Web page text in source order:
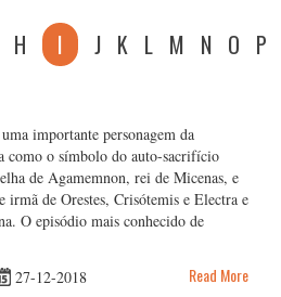
H I J K L M N O P
importante personagem da
como o símbolo do auto-sacrifício
de Agamemnon, rei de Micenas, e
irmã de Orestes, Crisótemis e Electra e
O episódio mais conhecido de
27-12-2018 Read More